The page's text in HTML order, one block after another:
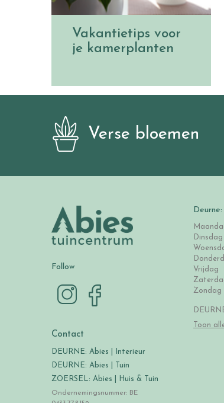
Vakantietips voor
je kamerplanten
Verse bloemen
Follow
Contact
DEURNE: Abies | Interieur
DEURNE: Abies | Tuin
ZOERSEL: Abies | Huis & Tuin
Ondernemingsnummer: BE
Dinsdag
Vrijdag
Zondag
Toon